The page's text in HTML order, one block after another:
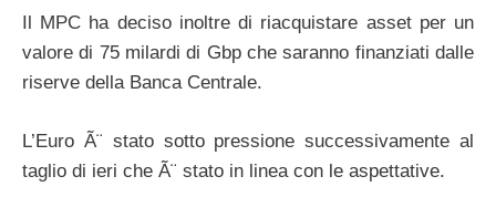
Il MPC ha deciso inoltre di riacquistare asset per un
valore di 75 milardi di Gbp che saranno finanziati dalle
riserve della Banca Centrale.
L’Euro Ã¨ stato sotto pressione successivamente al
taglio di ieri che Ã¨ stato in linea con le aspettative.